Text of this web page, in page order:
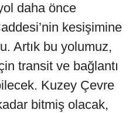
daha önce
kesişimine
Artık bu yolumuz,
transit ve bağlantı
Kuzey Çevre
bitmiş olacak,